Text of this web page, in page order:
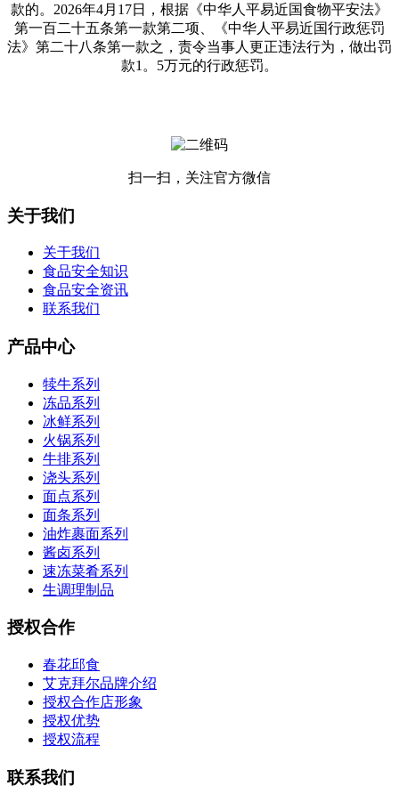
款的。2026年4月17日，根据《中华人平易近国食物平安法》
第一百二十五条第一款第二项、《中华人平易近国行政惩罚
法》第二十八条第一款之，责令当事人更正违法行为，做出罚
款1。5万元的行政惩罚。
扫一扫，关注官方微信
关于我们
关于我们
食品安全知识
食品安全资讯
联系我们
产品中心
犊牛系列
冻品系列
冰鲜系列
火锅系列
牛排系列
浇头系列
面点系列
面条系列
油炸裹面系列
酱卤系列
速冻菜肴系列
生调理制品
授权合作
春花邱食
艾克拜尔品牌介绍
授权合作店形象
授权优势
授权流程
联系我们